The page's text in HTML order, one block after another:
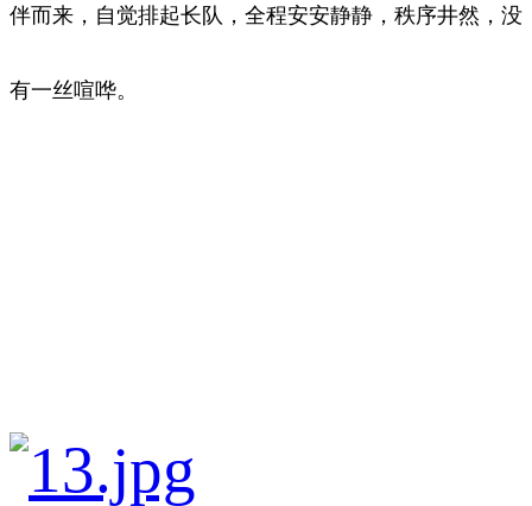
伴而来，自觉排起长队，全程安安静静，秩序井然，没
有一丝喧哗。